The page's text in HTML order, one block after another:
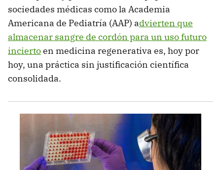
sociedades médicas como la Academia
Americana de Pediatría (AAP) advierten que
almacenar sangre de cordón para un uso futuro
inciertoen medicina regenerativa es, hoy por
hoy, una práctica sin justificación científica
consolidada.